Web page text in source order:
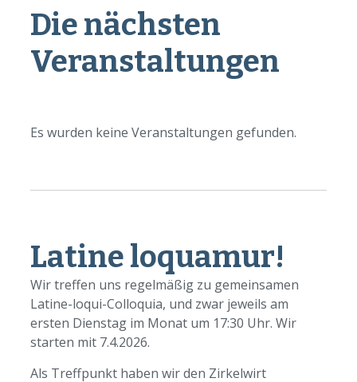
Die nächsten
Veranstaltungen
Es wurden keine Veranstaltungen gefunden.
Latine loquamur!
Wir treffen uns regelmäßig zu gemeinsamen
Latine-loqui-Colloquia, und zwar jeweils am
ersten Dienstag im Monat um 17:30 Uhr. Wir
starten mit 7.4.2026.
Als Treffpunkt haben wir den Zirkelwirt